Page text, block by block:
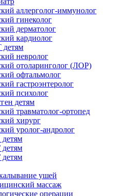
аллерголог-иммунолог
гинеколог
дерматолог
кардиолог
невролог
отоларинголог (ЛОР)
офтальмолог
гастроэнтеролог
психолог
детям
травматолог-ортопед
хирург
уролог-андролог
ушей
массаж
операции